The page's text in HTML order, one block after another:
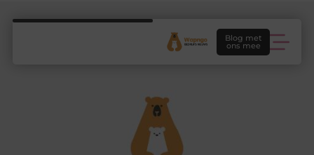
Blog met
ons mee